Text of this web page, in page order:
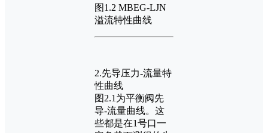
图1.2 MBEG-LJN
溢流特性曲线
2.先导压力-流量特
性曲线
图2.1为平衡阀先
导-流量曲线。这
些都是在1号口一